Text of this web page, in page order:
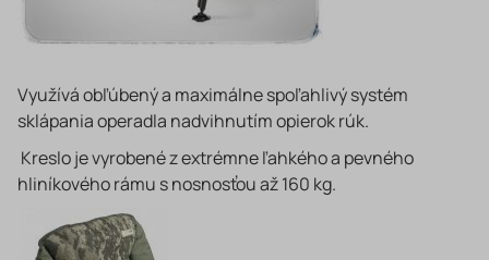
Využívá obľúbený a maximálne spoľahlivý systém
sklápania operadla nadvihnutím opierok rúk.
Kreslo je vyrobené z extrémne ľahkého a pevného
hliníkového rámu s nosnosťou až 160 kg.